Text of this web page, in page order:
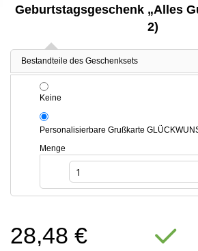
Geburtstagsgeschenk „Alles
2)
Bestandteile des Geschenksets
Keine
Personalisierbare Grußkarte
Menge
28,48 €